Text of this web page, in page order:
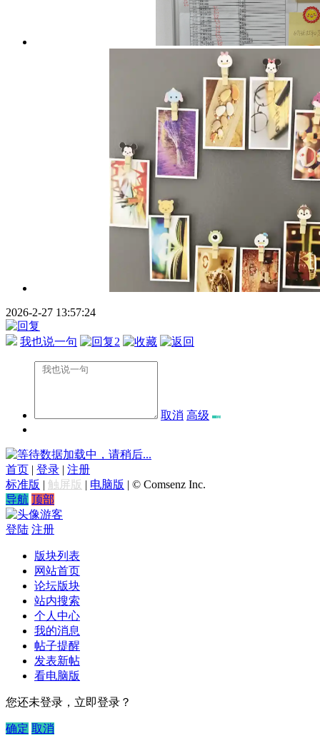
2026-2-27 13:57:24
我也说一句 2
取消 高级
数据加载中，请稍后...
首页 | 登录 | 注册
标准版 | 触屏版 | 电脑版 | © Comsenz Inc.
导航 顶部
游客
登陆 注册
版块列表
网站首页
论坛版块
站内搜索
个人中心
我的消息
帖子提醒
发表新帖
看电脑版
您还未登录，立即登录？
确定 取消